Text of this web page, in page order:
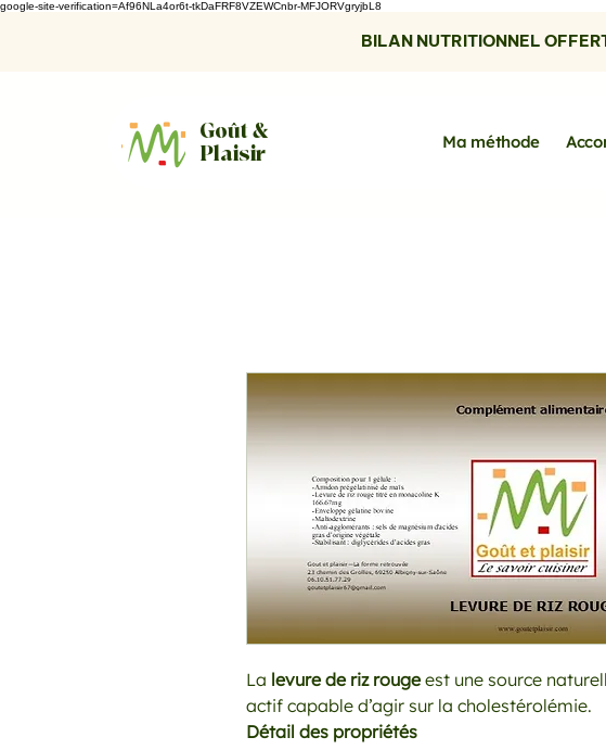
google-site-verification=Af96NLa4or6t-tkDaFRF8VZEWCnbr-MFJORVgryjbL8
BILAN NUTRITIONNEL
Goût &
Plaisir
Ma méthode
La levure de riz rougeest une source
actif capable d’agir sur la cholestérolémie.
Détail des propriétés